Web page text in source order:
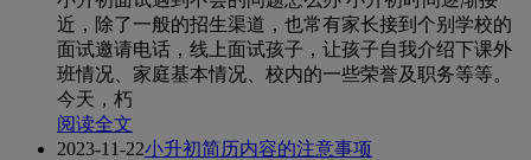
近，除了一般的招生渠道，也常有家长接到个别学校的
面试邀请电话，线上面试孩子，让孩子自我介绍下课外
班情况、家庭基本情况、校内的一些荣誉及职务等等。
今天，朽
阅读全文
2023-11-22小升初简历内容的注意事项